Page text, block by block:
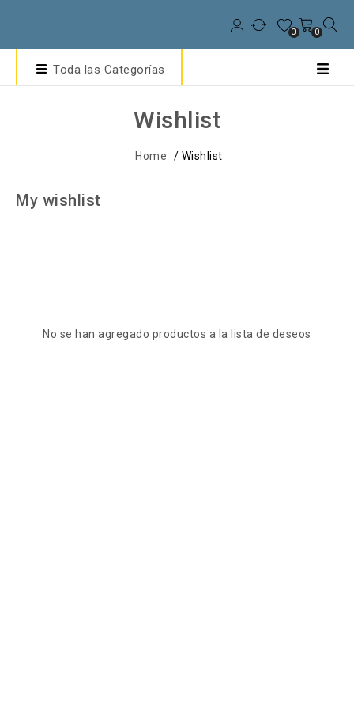
0 0
Toda las Categorías
Wishlist
Home / Wishlist
My wishlist
No se han agregado productos a la lista de deseos